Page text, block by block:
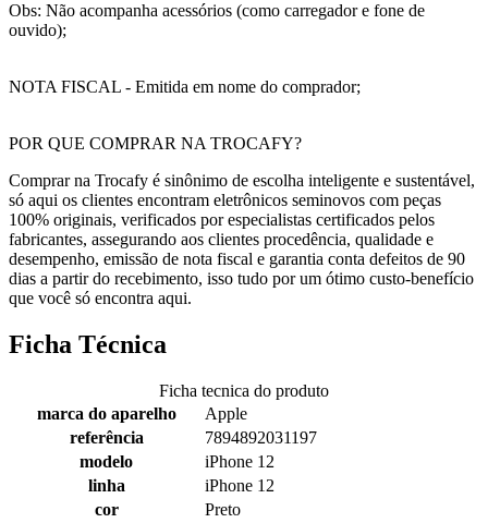
Obs: Não acompanha acessórios (como carregador e fone de
ouvido);
NOTA FISCAL - Emitida em nome do comprador;
POR QUE COMPRAR NA TROCAFY?
Comprar na Trocafy é sinônimo de escolha inteligente e sustentável,
só aqui os clientes encontram eletrônicos seminovos com peças
100% originais, verificados por especialistas certificados pelos
fabricantes, assegurando aos clientes procedência, qualidade e
desempenho, emissão de nota fiscal e garantia conta defeitos de 90
dias a partir do recebimento, isso tudo por um ótimo custo-benefício
que você só encontra aqui.
Ficha Técnica
Ficha tecnica do produto
marca do aparelho
Apple
referência
7894892031197
modelo
iPhone 12
linha
iPhone 12
cor
Preto